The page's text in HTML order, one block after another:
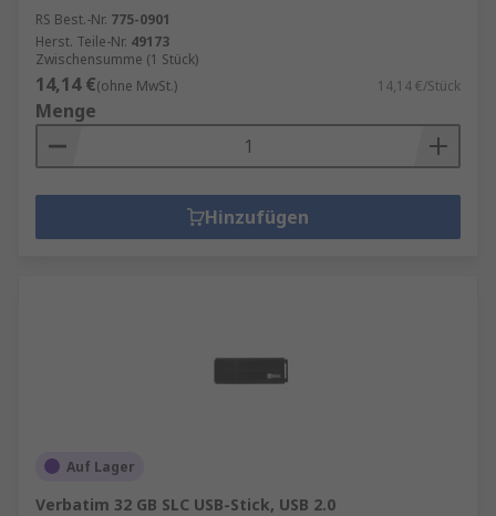
RS Best.-Nr. 775-0901
Herst. Teile-Nr. 49173
Zwischensumme (1 Stück)
14,14 €(ohne MwSt.) 14,14 €/Stück
Menge
Hinzufügen
Auf Lager
Verbatim 32 GB SLC USB-Stick, USB 2.0